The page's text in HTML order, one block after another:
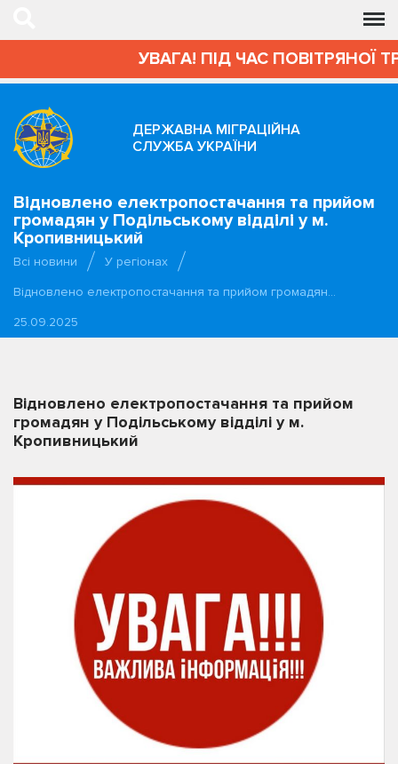
УВАГА! ПІД ЧАС ПОВІТРЯНОЇ
ДЕРЖАВНА МІГРАЦІЙНА
СЛУЖБА УКРАЇНИ
Відновлено електропостачання та прийом
громадян у Подільському відділі у м.
Кропивницький
Всі новини
У регіонах
Відновлено електропостачання та прийом громадян…
25.09.2025
Відновлено електропостачання та прийом
громадян у Подільському відділі у м.
Кропивницький